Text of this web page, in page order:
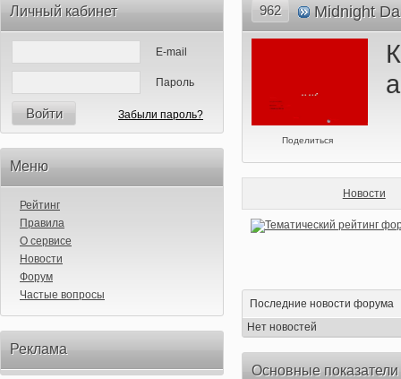
Личный кабинет
E-mail
Пароль
Войти Забыли пароль?
Меню
Рейтинг
Правила
О сервисе
Новости
Форум
Частые вопросы
Реклама
962 Midnight
Поделиться
Новости
Последние новости форума
Нет новостей
Основные